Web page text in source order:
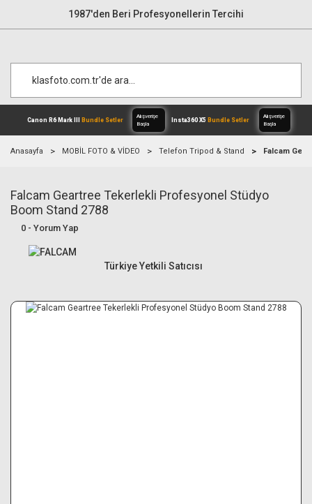
1987'den Beri Profesyonellerin Tercihi
Canon R6 Mark IIIBundle Setler
Alışverişe
Anasayfa MOBİL FOTO & VİDEO Telefon Tripod & Stand Falcam
Falcam Geartree Tekerlekli Profesyonel Stüdyo
Boom Stand 2788
0 - Yorum Yap
Türkiye Yetkili Satıcısı